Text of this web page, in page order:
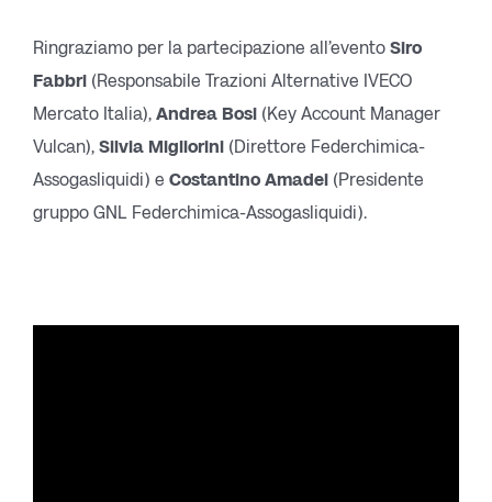
Ringraziamo per la partecipazione all’evento Siro
Fabbri (Responsabile Trazioni Alternative IVECO
Mercato Italia), Andrea Bosi (Key Account Manager
Vulcan), Silvia Migliorini (Direttore Federchimica-
Assogasliquidi) e Costantino Amadei (Presidente
gruppo GNL Federchimica-Assogasliquidi).